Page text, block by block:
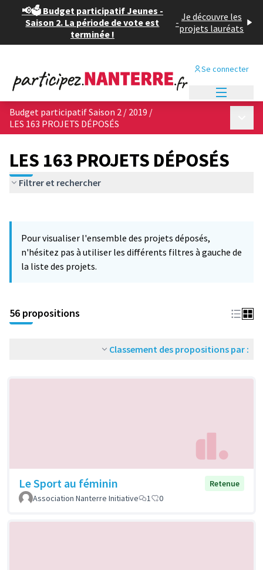
📢🗳️ Budget participatif Jeunes -
Saison 2. La période de vote est
terminée !
- Je découvre les
projets lauréats
Se connecter
Budget participatif Saison 2 / 2019 /
LES 163 PROJETS DÉPOSÉS
LES 163 PROJETS DÉPOSÉS
Filtrer et rechercher
−
Pour visualiser l'ensemble des projets déposés,
n'hésitez pas à utiliser les différents filtres à gauche de
la liste des projets.
56 propositions
Classement des propositions par :
Le Sport au féminin
Retenue
Association Nanterre Initiative
1 0